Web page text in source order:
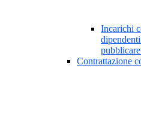
Incarichi
Contrattazione